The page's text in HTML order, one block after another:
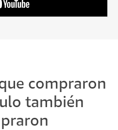
compraron
también